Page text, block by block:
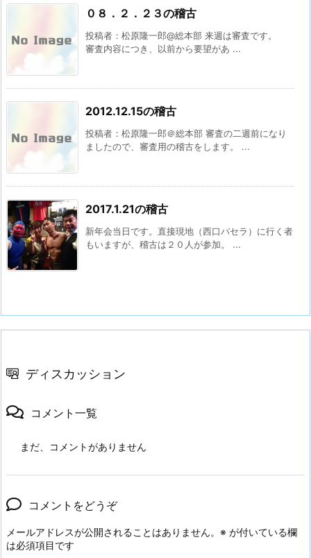
０８．２．２３の稽古
投稿者：松原隆一郎@総本部 来週は審査です。
審査内容につき、以前から要望があ ...
2012.12.15の稽古
投稿者：松原隆一郎＠総本部 審査の二週前になり
ましたので、審査用の稽古をします。 ...
2017.1.21の稽古
新年会当日です。直接現地（西口パセラ）に行く者
もいますが、稽古は２０人が参加。 ...
ディスカッション
コメント一覧
まだ、コメントがありません
コメントをどうぞ
メールアドレスが公開されることはありません。 ※ が付いている欄
は必須項目です